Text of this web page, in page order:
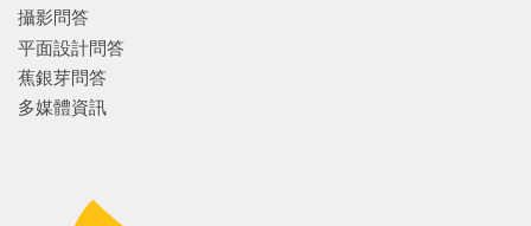
攝影問答
平面設計問答
蕉銀芽問答
多媒體資訊